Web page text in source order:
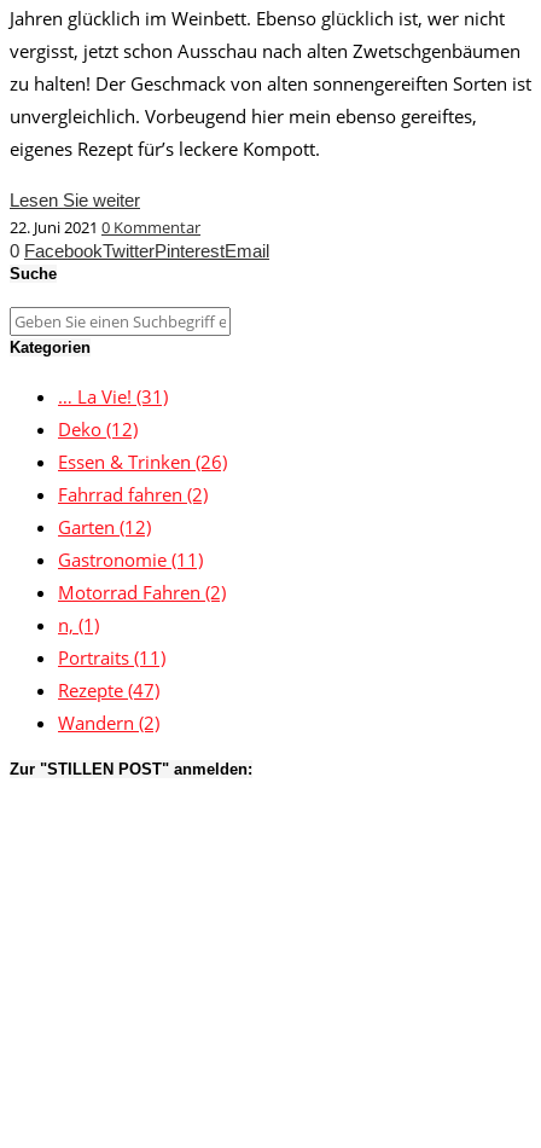
Jahren glücklich im Weinbett. Ebenso glücklich ist, wer nicht
vergisst, jetzt schon Ausschau nach alten Zwetschgenbäumen
zu halten! Der Geschmack von alten sonnengereiften Sorten ist
unvergleichlich. Vorbeugend hier mein ebenso gereiftes,
eigenes Rezept für’s leckere Kompott.
Lesen Sie weiter
22. Juni 2021 0 Kommentar
0 FacebookTwitterPinterestEmail
Suche
Kategorien
… La Vie! (31)
Deko (12)
Essen & Trinken (26)
Fahrrad fahren (2)
Garten (12)
Gastronomie (11)
Motorrad Fahren (2)
n, (1)
Portraits (11)
Rezepte (47)
Wandern (2)
Zur "STILLEN POST" anmelden: